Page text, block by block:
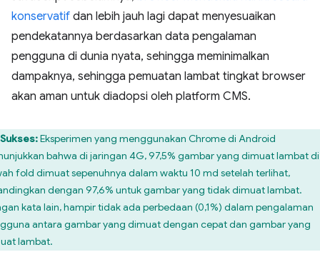
konservatif dan lebih jauh lagi dapat menyesuaikan
pendekatannya berdasarkan data pengalaman
pengguna di dunia nyata, sehingga meminimalkan
dampaknya, sehingga pemuatan lambat tingkat browser
akan aman untuk diadopsi oleh platform CMS.
Sukses:Eksperimen yang menggunakan Chrome di Android
bahwa di jaringan 4G, 97,5% gambar yang dimuat lambat di
fold dimuat sepenuhnya dalam waktu 10 md setelah terlihat,
dengan 97,6% untuk gambar yang tidak dimuat lambat.
kata lain, hampir tidak ada perbedaan (0,1%) dalam pengalaman
antara gambar yang dimuat dengan cepat dan gambar yang
lambat.